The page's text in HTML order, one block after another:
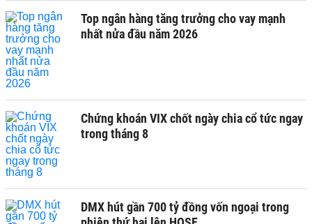
Top ngân hàng tăng trưởng cho vay mạnh
nhất nửa đầu năm 2026
Chứng khoán VIX chốt ngày chia cổ tức ngay
trong tháng 8
DMX hút gần 700 tỷ đồng vốn ngoại trong